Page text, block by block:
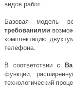
видов работ.
Базовая модель
требованиями
комплектацию
телефона.
В соответствии с
функции,
технологический